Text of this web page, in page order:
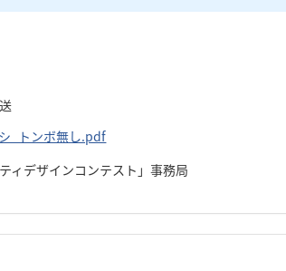
_トンボ無し.pdf
ィデザインコンテスト」事務局